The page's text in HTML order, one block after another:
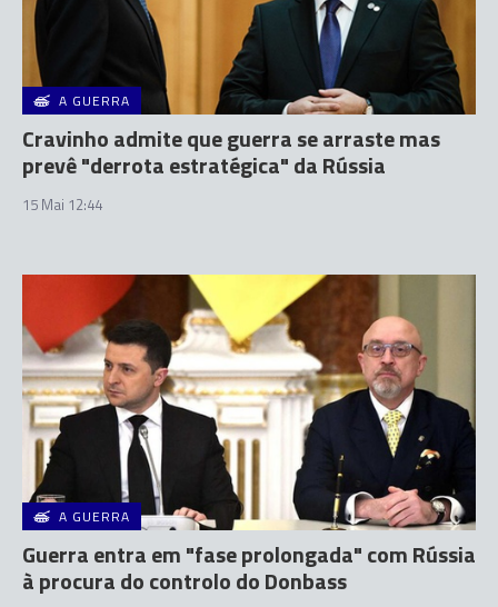
A GUERRA
Cravinho admite que guerra se arraste mas
prevê "derrota estratégica" da Rússia
15 Mai 12:44
A GUERRA
Guerra entra em "fase prolongada" com Rússia
à procura do controlo do Donbass